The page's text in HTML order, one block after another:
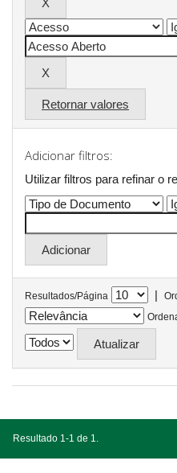
Retornar valores
Adicionar filtros:
Utilizar filtros para refinar o
Resultados/Página |
Resultado 1-1 de 1.